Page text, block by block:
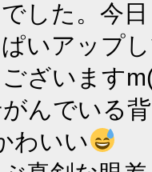
びました
しますよ
うござい
ン